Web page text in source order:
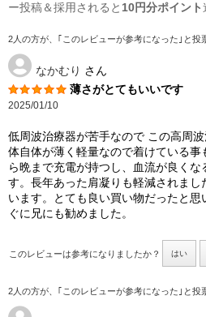
ー投稿＆採用されると 10円分ポイント
2人の方が、｢このレビューが参考になった｣と投
なかむり さん
薄さがとてもいいです
2025/01/10
低周波治療器が苦手なので この高周
体自体が薄く軽量なので着けている
ら晩まで充電が持つし、血流が良くな
す。長年あった肩凝りも軽減されま
います。とても良い買い物だったと
ぐに兄にも勧めました。
このレビューは参考になりましたか？ はい
2人の方が、｢このレビューが参考になった｣と投